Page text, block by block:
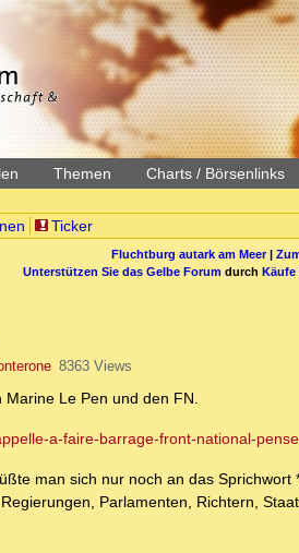
Themen Charts / Börsenlinks
Ticker
Fluchtburg autark am Meer|
Unterstützen Sie das Gelbe Forum durch Käufe
8363 Views
Le Pen und den FN.
a-faire-barrage-front-national-
man sich nur noch an das
Parlamenten, Richtern,